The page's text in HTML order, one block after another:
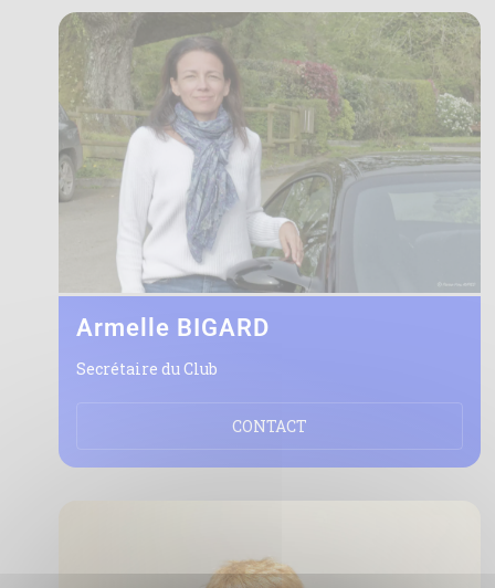
Armelle BIGARD
Secrétaire du Club
CONTACT